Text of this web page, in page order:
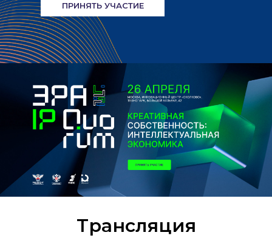
ПРИНЯТЬ УЧАСТИЕ
Трансляция